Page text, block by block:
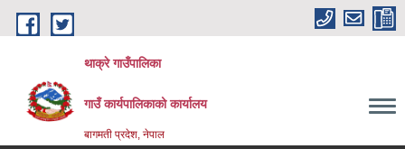
Skip to main content
थाक्रे गाउँपालिका
गाउँ कार्यपालिकाको कार्यालय
बागमती प्रदेश, नेपाल